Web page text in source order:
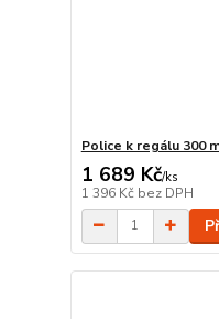
Police k regálu 300
1 689 Kč/ks
1 396 Kč bez DPH